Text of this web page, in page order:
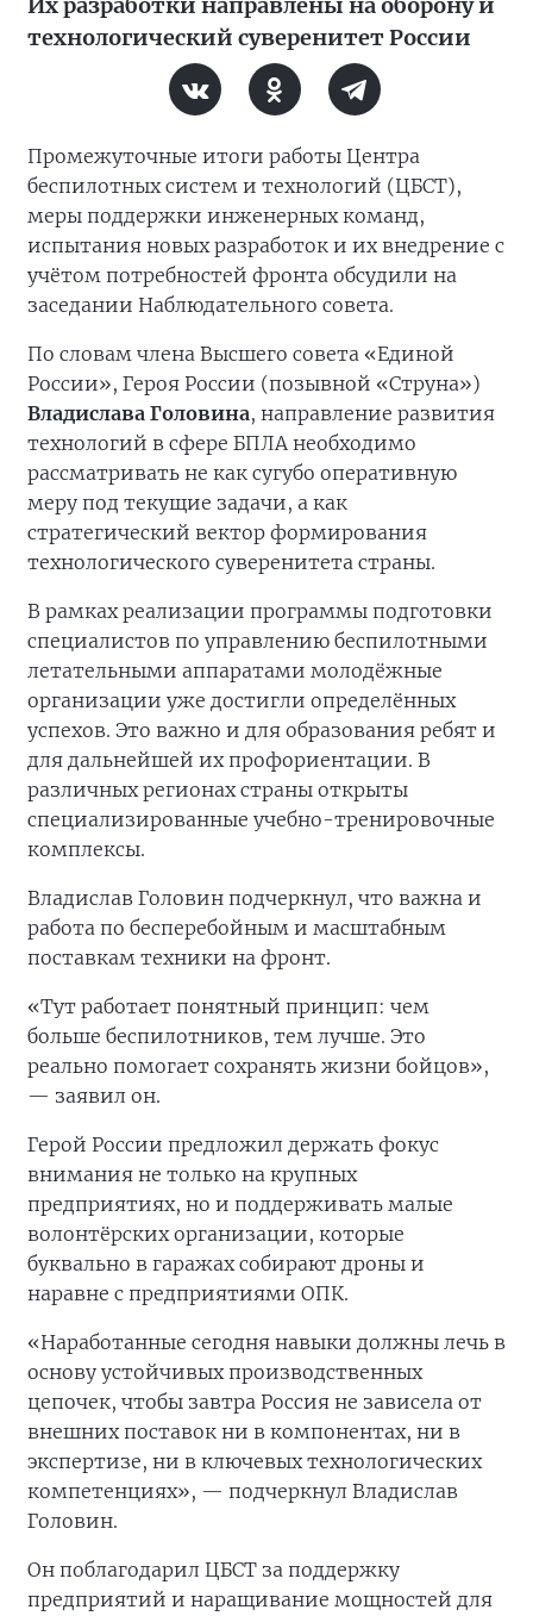
Их разработки направлены на оборону и
технологический суверенитет России
Промежуточные итоги работы Центра
беспилотных систем и технологий (ЦБСТ),
меры поддержки инженерных команд,
испытания новых разработок и их внедрение с
учётом потребностей фронта обсудили на
заседании Наблюдательного совета.
По словам члена Высшего совета «Единой
России», Героя России (позывной «Струна»)
Владислава Головина, направление развития
технологий в сфере БПЛА необходимо
рассматривать не как сугубо оперативную
меру под текущие задачи, а как
стратегический вектор формирования
технологического суверенитета страны.
В рамках реализации программы подготовки
специалистов по управлению беспилотными
летательными аппаратами молодёжные
организации уже достигли определённых
успехов. Это важно и для образования ребят и
для дальнейшей их профориентации. В
различных регионах страны открыты
специализированные учебно-тренировочные
комплексы.
Владислав Головин подчеркнул, что важна и
работа по бесперебойным и масштабным
поставкам техники на фронт.
«Тут работает понятный принцип: чем
больше беспилотников, тем лучше. Это
реально помогает сохранять жизни бойцов»,
— заявил он.
Герой России предложил держать фокус
внимания не только на крупных
предприятиях, но и поддерживать малые
волонтёрских организации, которые
буквально в гаражах собирают дроны и
наравне с предприятиями ОПК.
«Наработанные сегодня навыки должны лечь в
основу устойчивых производственных
цепочек, чтобы завтра Россия не зависела от
внешних поставок ни в компонентах, ни в
экспертизе, ни в ключевых технологических
компетенциях», — подчеркнул Владислав
Головин.
Он поблагодарил ЦБСТ за поддержку
предприятий и наращивание мощностей для